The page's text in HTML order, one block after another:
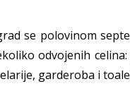
se polovinom
odvojenih
garderoba i